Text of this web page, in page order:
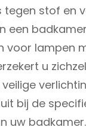
tegen stof en
een
voor lampen
u
bij de
uw badkamer.